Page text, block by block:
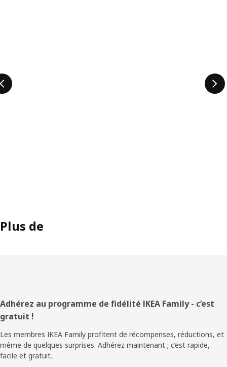
Plus de
Pied
de
page
Adhérez au programme de fidélité IKEA Family - c’est
gratuit !
Les membres IKEA Family profitent de récompenses, réductions, et
même de quelques surprises. Adhérez maintenant ; c’est rapide,
facile et gratuit.